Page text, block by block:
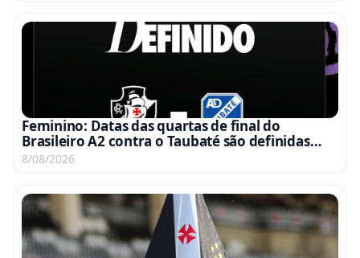
Feminino: Datas das quartas de final do
Brasileiro A2 contra o Taubaté são definidas
para 15 e 22 de agosto
8/08/2026